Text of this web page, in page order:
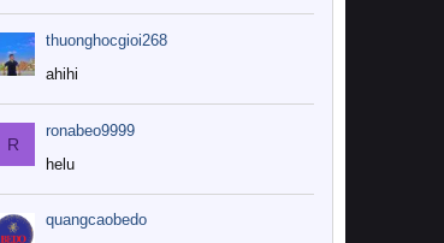
thuonghocgioi268
ahihi
R
ronabeo9999
helu
quangcaobedo